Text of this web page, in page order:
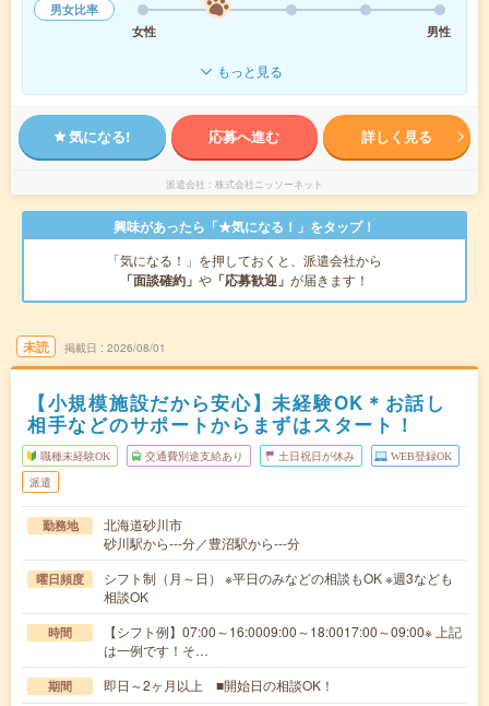
男女比率
女性
男性
もっと見る
気になる! 応募へ進む 詳しく見る
派遣会社 株式会社ニッソーネット
興味があったら「★気になる！」をタップ！
「気になる！」を押しておくと、派遣会社から
「面談確約」 や 「応募歓迎」 が届きます！
未読 掲載日 2026/08/01
【小規模施設だから安心】未経験OK＊お話し
相手などのサポートからまずはスタート！
職種未経験OK 交通費別途支給あり 土日祝日が休み WEB登録OK
派遣
勤務地
北海道砂川市
砂川駅から---分／豊沼駅から---分
曜日頻度
シフト制（月～日） ※平日のみなどの相談もOK ※週3なども
相談OK
時間
【シフト例】07:00～16:0009:00～18:0017:00～09:00※ 上記
は一例です！そ…
期間 即日～2ヶ月以上 ■開始日の相談OK！